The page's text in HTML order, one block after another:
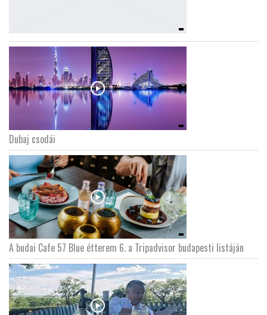
Dubaj csodái
A budai Cafe 57 Blue étterem 6. a Tripadvisor budapesti listáján